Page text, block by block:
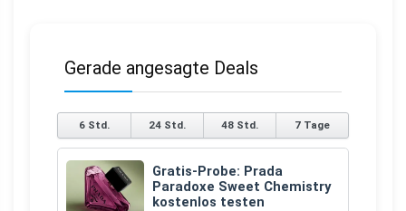
Gerade angesagte Deals
6 Std. 24 Std. 48 Std. 7 Tage
Gratis-Probe: Prada
Paradoxe Sweet Chemistry
kostenlos testen